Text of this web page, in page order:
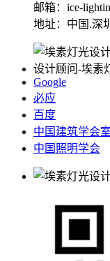
邮箱：ice-
地址：中国.深
Google
必应
百度
中国建筑学会
中国照明学会